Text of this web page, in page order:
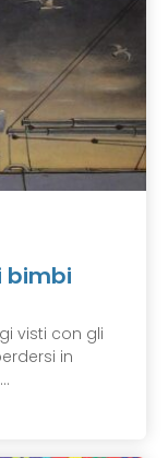
bimbi
visti con gli
in